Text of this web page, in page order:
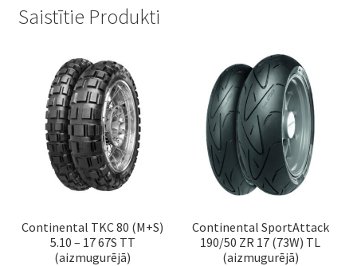
Saistītie Produkti
Continental TKC 80 (M+S)
5.10 – 17 67S TT
(aizmugurējā)
Continental SportAttack
190/50 ZR 17 (73W) TL
(aizmugurējā)